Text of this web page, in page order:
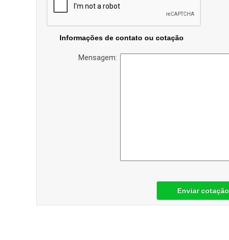
Informações de contato ou cotação
Mensagem:
Enviar cotação